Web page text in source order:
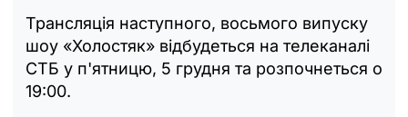
Трансляція наступного, восьмого випуску
шоу «Холостяк» відбудеться на телеканалі
СТБ у п'ятницю, 5 грудня та розпочнеться о
19:00.